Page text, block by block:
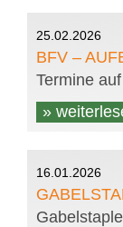
25.02.2026
BFV –
Termine
»
16.01.2026